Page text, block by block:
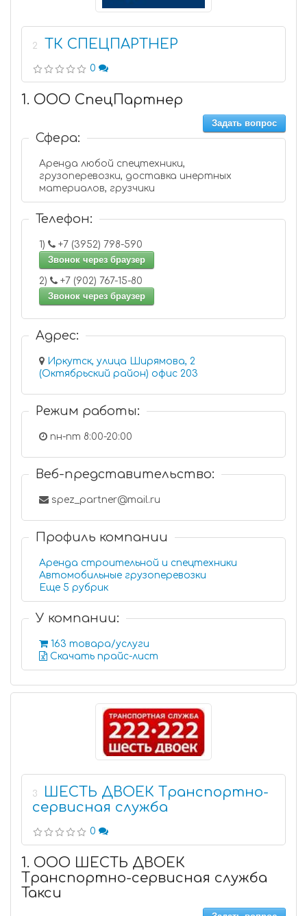
2 ТК СПЕЦПАРТНЕР
0
1. ООО СпецПартнер
Задать вопрос
Сфера:
Аренда любой спецтехники,
грузоперевозки, доставка инертных
материалов, грузчики
Телефон:
1)
+7 (3952) 798-590
Звонок через браузер
2)
+7 (902) 767-15-80
Звонок через браузер
Адрес:
Иркутск, улица Ширямова, 2
(Октябрьский район) офис 203
Режим работы:
пн-пт 8:00-20:00
Веб-представительство:
spez_partner@mail.ru
Профиль компании
Аренда строительной и спецтехники
Автомобильные грузоперевозки
Еще 5 рубрик
У компании:
163 товара/услуги
Скачать прайс-лист
3
ШЕСТЬ ДВОЕК Транспортно-
сервисная служба
0
1. ООО ШЕСТЬ ДВОЕК
Транспортно-сервисная служба
Такси